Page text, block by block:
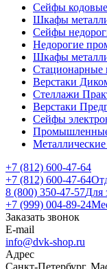
Сейфы кодовые
Шкафы
Сейфы
Недорогие
Шкафы
Верстаки
Стеллажи
Верстаки
Сейфы
Промышленные
+7 (812) 600-47-64
+7 (812) 600-47-64
8 (800) 350-47-57Для
+7 (999) 004-89-24
Заказать звонок
E-mail
info@dvk-shop.ru
Адрес
Санкт-Петербург,